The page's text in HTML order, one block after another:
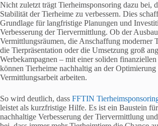
Nicht zuletzt trägt Tierheimsponsoring dazu bei,
Stabilität der Tierheime zu verbessern. Dies
Grundlage für langfristige Planungen und
Verbesserung der Tiervermittlung. Ob der
Vermittlungsräumen, die Anschaffung moderner
die Tierpräsentation oder die Umsetzung groß
Werbekampagnen – mit einer soliden finanziellen
können Tierheime nachhaltig an der Optimierung
Vermittlungsarbeit arbeiten.
So wird deutlich, dass FFTIN
leistet als kurzfristige Hilfe. Es ist ein Baustein
nachhaltige Verbesserung der Tiervermittlung